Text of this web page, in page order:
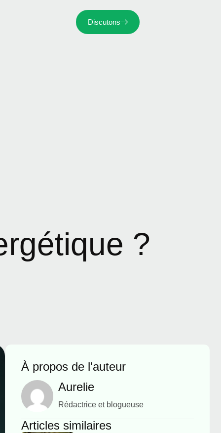
Discutons
?
À propos de l'auteur
Aurelie
Rédactrice et blogueuse
Articles similaires